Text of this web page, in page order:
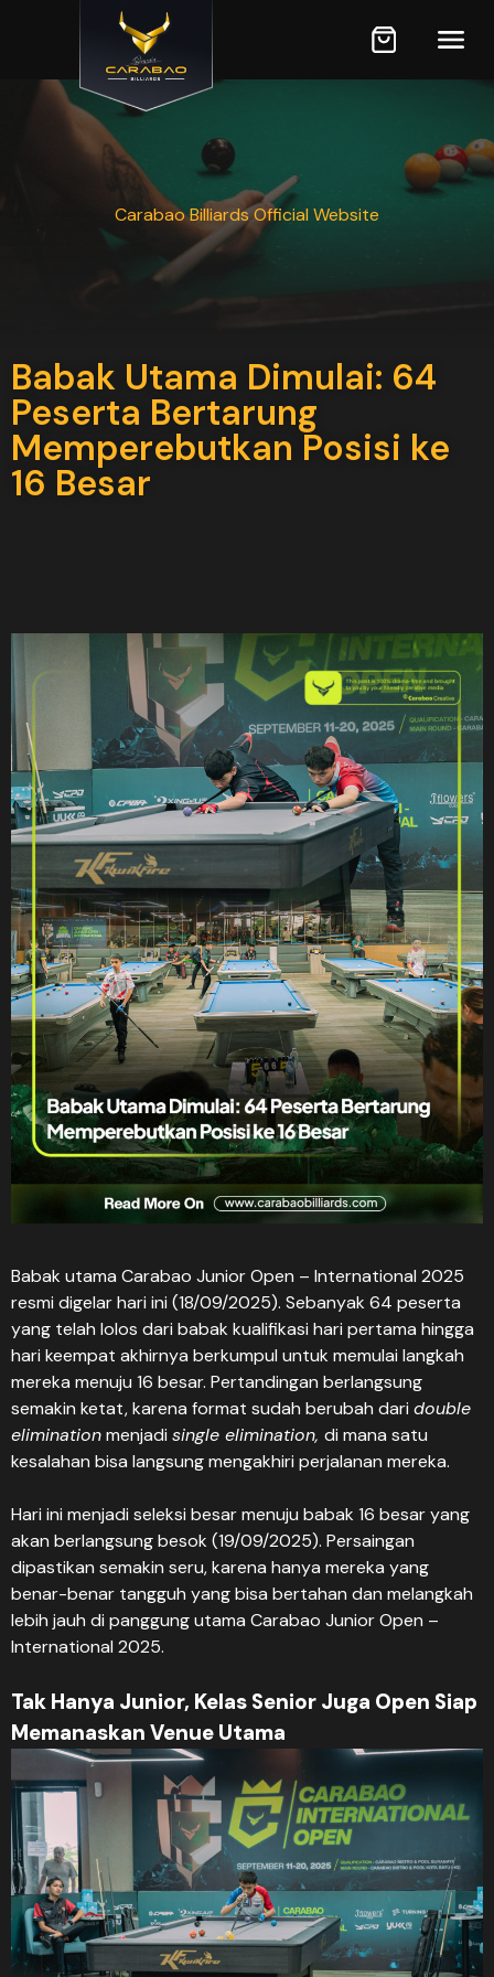
Carabao Billiards Official Website
Babak Utama Dimulai: 64
Peserta Bertarung
Memperebutkan Posisi ke
16 Besar
Babak utama Carabao Junior Open – International 2025
resmi digelar hari ini (18/09/2025). Sebanyak 64 peserta
yang telah lolos dari babak kualifikasi hari pertama hingga
hari keempat akhirnya berkumpul untuk memulai langkah
mereka menuju 16 besar. Pertandingan berlangsung
semakin ketat, karena format sudah berubah dari double
eliminationmenjadi single elimination, di mana satu
kesalahan bisa langsung mengakhiri perjalanan mereka.
Hari ini menjadi seleksi besar menuju babak 16 besar yang
akan berlangsung besok (19/09/2025). Persaingan
dipastikan semakin seru, karena hanya mereka yang
benar-benar tangguh yang bisa bertahan dan melangkah
lebih jauh di panggung utama Carabao Junior Open –
International 2025.
Tak Hanya Junior, Kelas Senior Juga Open Siap
Memanaskan Venue Utama